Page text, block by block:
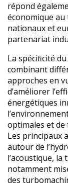
répond
économique
nationaux et
partenariat
La spéciﬁcité
combinant
approches en
d’améliorer
énergétiques
optimales et de
Les principaux
autour de
l’acoustique,
notamment
des